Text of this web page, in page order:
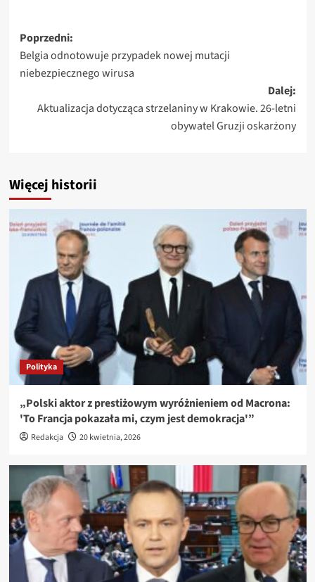
Zobacz
wpisy
Poprzedni:
Belgia odnotowuje przypadek nowej mutacji
niebezpiecznego wirusa
Dalej:
Aktualizacja dotycząca strzelaniny w Krakowie. 26-letni
obywatel Gruzji oskarżony
Więcej historii
Polityka
„Polski aktor z prestiżowym wyróżnieniem od Macrona:
'To Francja pokazała mi, czym jest demokracja'”
Redakcja 20 kwietnia, 2026